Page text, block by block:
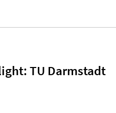
TU Darmstadt